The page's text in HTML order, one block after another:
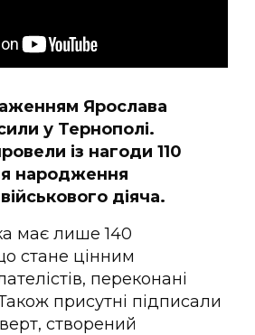
Ярослава
у Тернополі.
із нагоди 110
народження
діяча.
має лише 140
стане цінним
переконані
присутні підписали
створений